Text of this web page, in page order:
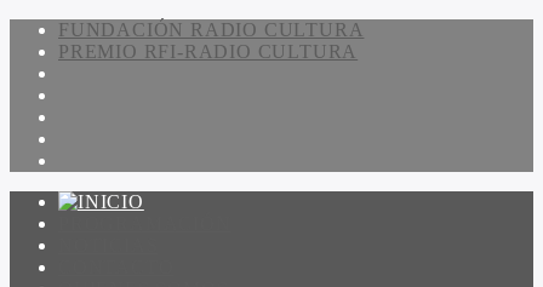
FUNDACIÓN RADIO CULTURA
PREMIO RFI-RADIO CULTURA